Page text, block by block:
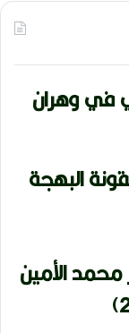
في وهران
البهجة
محمد الأمين